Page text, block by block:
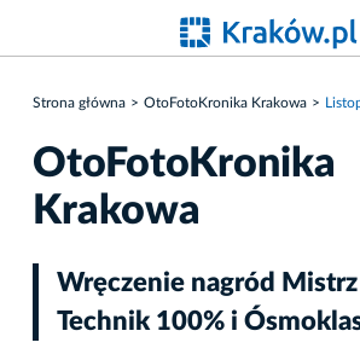
Strona główna OtoFotoKronika Krakowa
OtoFotoKronika
Krakowa
Wręczenie nagród
Technik 100% i